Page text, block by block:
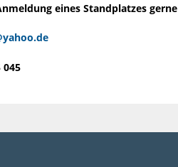
eines Standplatzes gerne
045